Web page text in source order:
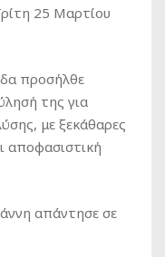
25 Μαρτίου
προσήλθε
της για
με ξεκάθαρες
αποφασιστική
απάντησε σε